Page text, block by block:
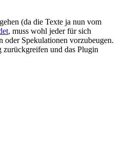
(da die Texte ja nun vom
, muss wohl jeder für sich
Spekulationen vorzubeugen.
und das Plugin